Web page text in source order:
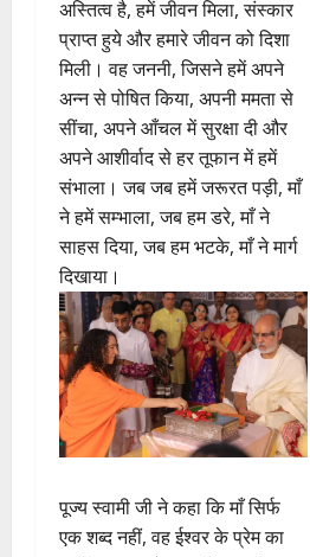
अस्तित्व है, हमें जीवन मिला, संस्कार
प्राप्त हुये और हमारे जीवन को दिशा
मिली। वह जननी, जिसने हमें अपने
अन्न से पोषित किया, अपनी ममता से
सींचा, अपने आँचल में सुरक्षा दी और
अपने आशीर्वाद से हर तूफान में हमें
संभाला। जब जब हमें जरूरत पड़ी, माँ
ने हमें सम्भाला, जब हम डरे, माँ ने
साहस दिया, जब हम भटके, माँ ने मार्ग
दिखाया।
पूज्य स्वामी जी ने कहा कि माँ सिर्फ
एक शब्द नहीं, वह ईश्वर के प्रेम का